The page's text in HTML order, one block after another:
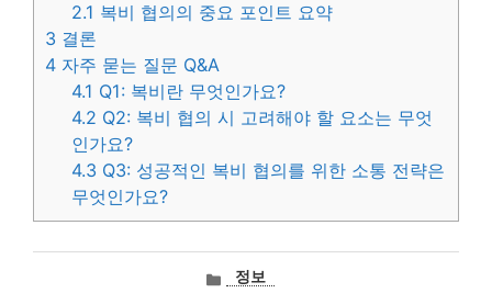
2.1 복비 협의의 중요 포인트 요약
3 결론
4 자주 묻는 질문 Q&A
4.1 Q1: 복비란 무엇인가요?
4.2 Q2: 복비 협의 시 고려해야 할 요소는 무엇
인가요?
4.3 Q3: 성공적인 복비 협의를 위한 소통 전략은
무엇인가요?
카정보